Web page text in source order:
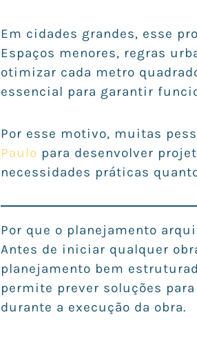
Em cidades grandes, esse
Espaços menores, regras
otimizar cada metro
essencial para garantir
Por esse motivo, muitas
Paulo para desenvolver
necessidades práticas
Por que o planejamento
Antes de iniciar qualquer
planejamento bem
permite prever soluções
durante a execução da obra.